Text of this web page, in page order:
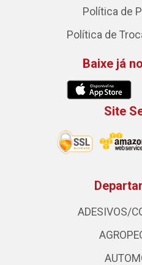
Política de
Política de
Baixe já
Site
ADESIVOS/